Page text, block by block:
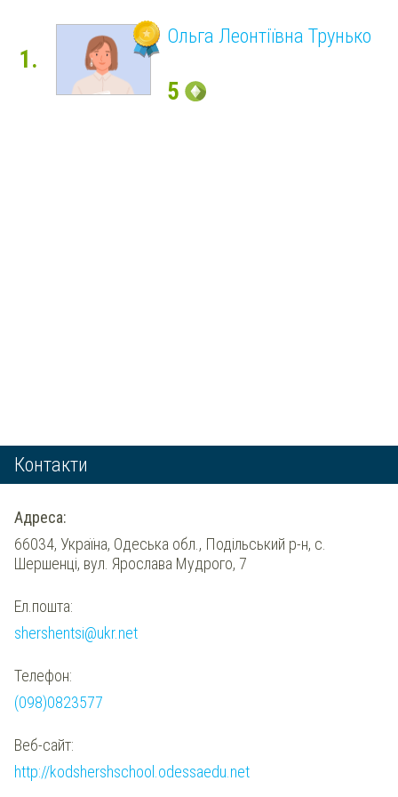
1.
Ольга Леонтіївна Трунько
5
Контакти
Адреса:
66034, Україна, Одеська обл., Подільський р-н, с.
Шершенці, вул. Ярослава Мудрого, 7
Ел.пошта:
shershentsi@ukr.net
Телефон:
(098)0823577
Веб-сайт:
http://kodshershschool.odessaedu.net